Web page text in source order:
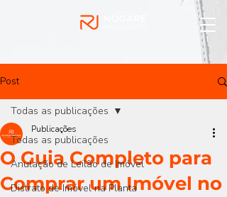
Post
Todas as publicações
Anulação de Leilão de Imóvel
Distrato de Imóvel na Planta
Todas as publicações
O Guia Completo para
Comprar um Imóvel no
Publicações